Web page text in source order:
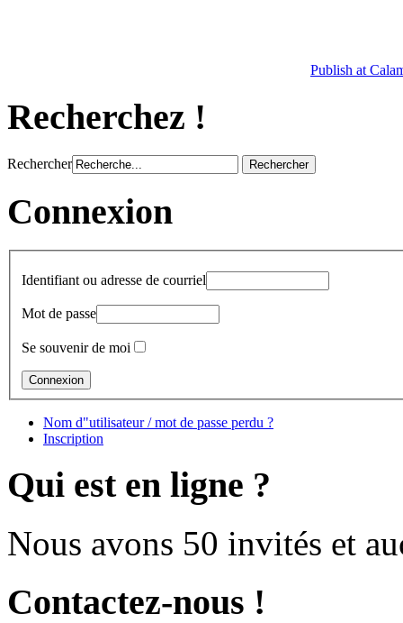
Publish at
Recherchez !
Rechercher
Connexion
Identifiant ou adresse de courriel
Mot de passe
Se souvenir de moi
Nom d"utilisateur / mot de passe perdu ?
Inscription
Qui est en ligne ?
Nous avons 50 invités et
Contactez-nous !